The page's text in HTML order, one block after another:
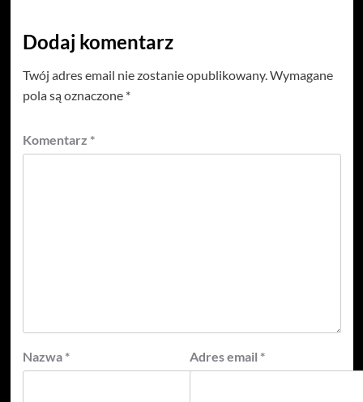
Dodaj komentarz
Twój adres email nie zostanie opublikowany. Wymagane
pola są oznaczone *
Komentarz *
Nazwa * Adres email *